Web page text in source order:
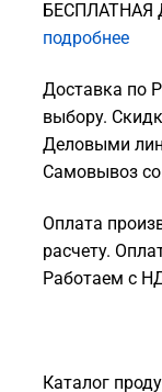
БЕСПЛАТНАЯ
подробнее
Доставка по
выбору.
Деловыми
Самовывоз
Оплата
расчету.
Работаем с
Каталог